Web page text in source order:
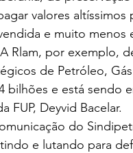
valores
e muito
Rlam, por exemplo,
de Petróleo,
bilhões e está sendo
FUP, Deyvid Bacelar.
do
e lutando para